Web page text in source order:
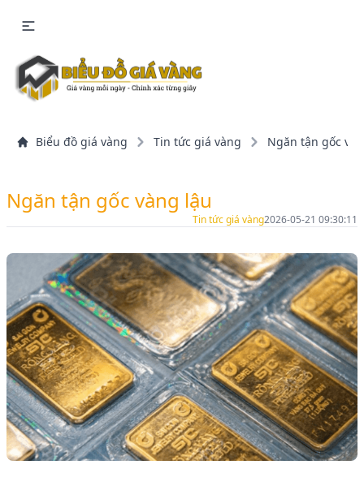
Biểu đồ giá vàng Tin tức giá vàng Ngăn tận gốc
Ngăn tận gốc vàng lậu
Tin tức giá vàng2026-05-21 09:30:11